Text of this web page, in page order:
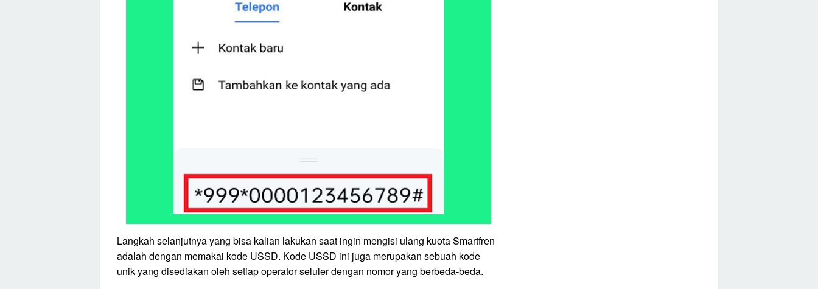
Langkah selanjutnya yang bisa kalian lakukan saat ingin mengisi ulang kuota Smartfren
adalah dengan memakai kode USSD. Kode USSD ini juga merupakan sebuah kode
unik yang disediakan oleh setiap operator seluler dengan nomor yang berbeda-beda.